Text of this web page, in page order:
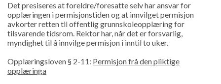
Det presiseres at foreldre/foresatte selv har ansvar for
opplæringen i permisjonstiden og at innvilget permisjon
avkorter retten til offentlig grunnskoleopplæring for
tilsvarende tidsrom. Rektor har, når det er forsvarlig,
myndighet til å innvilge permisjon i inntil to uker.
Opplæringsloven § 2-11: Permisjon frå den pliktige
opplæringa